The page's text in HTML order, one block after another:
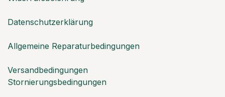
Datenschutzerklärung
Allgemeine Reparaturbedingungen
Versandbedingungen
Stornierungsbedingungen